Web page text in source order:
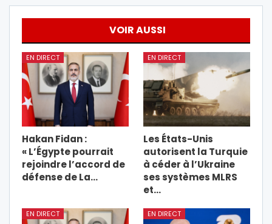
VOIR AUSSI
EN DIRECT
Hakan Fidan :
« L’Égypte pourrait
rejoindre l’accord de
défense de La…
EN DIRECT
Les États-Unis
autorisent la Turquie
à céder à l’Ukraine
ses systèmes MLRS
et…
EN DIRECT EN DIRECT